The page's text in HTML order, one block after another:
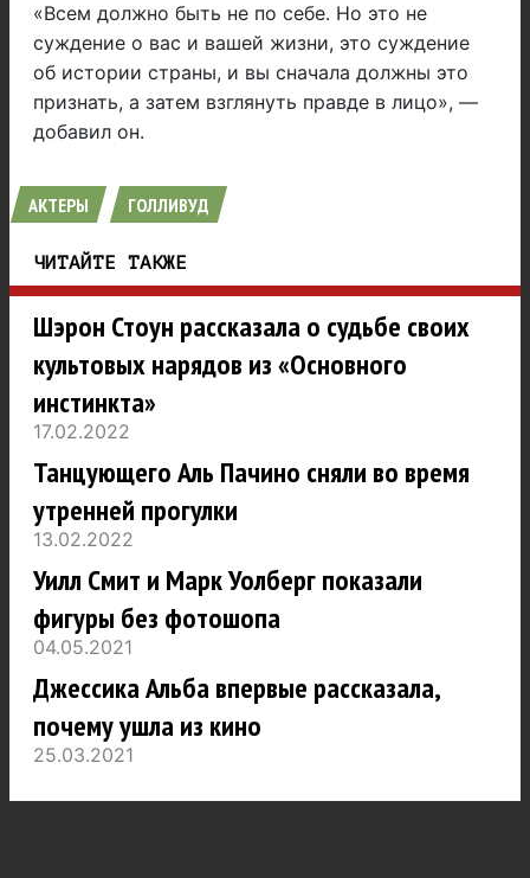
«Всем должно быть не по себе. Но это не
суждение о вас и вашей жизни, это суждение
об истории страны, и вы сначала должны это
признать, а затем взглянуть правде в лицо», —
добавил он.
АКТЕРЫ ГОЛЛИВУД
ЧИТАЙТЕ ТАКЖЕ
Шэрон Стоун рассказала о судьбе своих
культовых нарядов из «Основного
инстинкта»
17.02.2022
Танцующего Аль Пачино сняли во время
утренней прогулки
13.02.2022
Уилл Смит и Марк Уолберг показали
фигуры без фотошопа
04.05.2021
Джессика Альба впервые рассказала,
почему ушла из кино
25.03.2021